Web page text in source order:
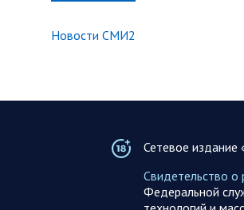
Новости СМИ2
Сетевое издание
Свидетельство о
Федеральной